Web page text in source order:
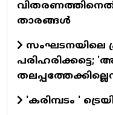
താരങ്ങള്‍
സംഘടനയിലെ
പരിഹരിക്കട്ടെ;
'കരിമ്പടം '